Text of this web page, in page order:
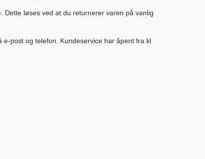
Dette løses ved at du returnerer varen på vanlig
post og telefon. Kundeservice har åpent fra kl